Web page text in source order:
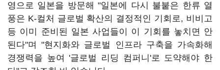
영으로 일본을 방문해 "일본에 다시 불붙은 한류 열
풍은 K-컬처 글로벌 확산의 결정적인 기회로, 비비고
등 이미 준비된 일본 사업들이 이 기회를 놓치면 안
된다"며 "현지화와 글로벌 인프라 구축을 가속화해
경쟁력을 높여 '글로벌 리딩 컴퍼니'로 도약해야 한